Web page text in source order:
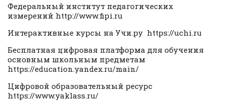
Федеральный институт педагогических
измерений http://www.fipi.ru
Интерактивные курсы на Учи.ру https://uchi.ru
Бесплатная цифровая платформа для обучения
основным школьным предметам
https://education.yandex.ru/main/
Цифровой образовательный ресурс
https://www.yaklass.ru/